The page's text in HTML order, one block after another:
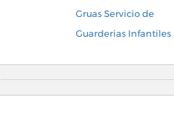
Gruas Servicio de
Guarderias Infantiles